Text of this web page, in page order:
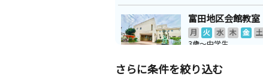
富田地区会館教室
月 火 水 木 金 土
3歳～中学生
（富田地区会館内）
さらに条件を絞り込む